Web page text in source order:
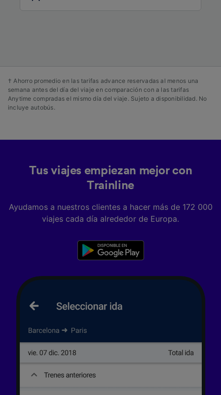
† Ahorro promedio en las tarifas advance reservadas al menos una
semana antes del día del viaje en comparación con a las tarifas
Anytime compradas el mismo día del viaje. Sujeto a disponibilidad. No
incluye autobús.
Tus viajes empiezan mejor con
Trainline
Ayudamos a nuestros clientes a hacer más de 172 000
viajes cada día alrededor de Europa.
Lista de asociados (proveedores)